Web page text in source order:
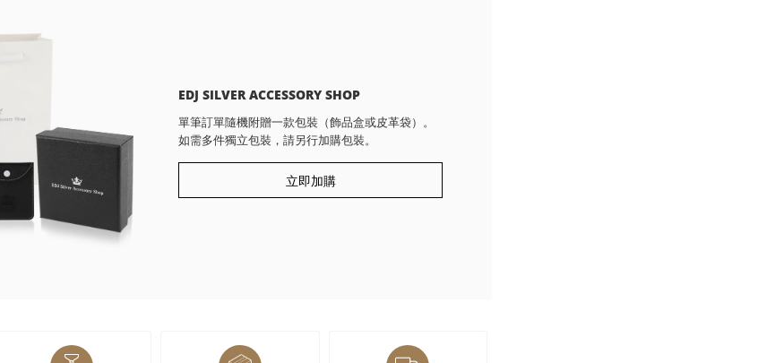
EDJ SILVER ACCESSORY SHOP
單筆訂單隨機附贈一款包裝（飾品盒或皮革袋）。
如需多件獨立包裝，請另行加購包裝。
立即加購